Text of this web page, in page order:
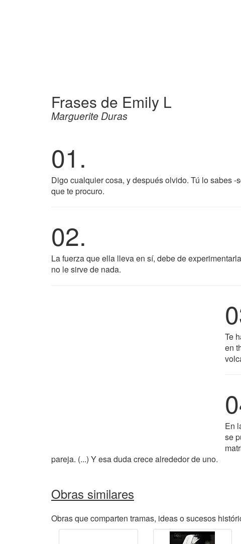
Frases de Emily L
Marguerite Duras
01.
Digo cualquier cosa, y después olvido. Tú lo sabes
que te procuro.
02.
La fuerza que ella lleva en sí, debe de
no le sirve de nada.
Te
en
En
se
pareja. (...) Y esa duda crece alrededor de uno.
Obras similares
Obras que comparten tramas, ideas o sucesos